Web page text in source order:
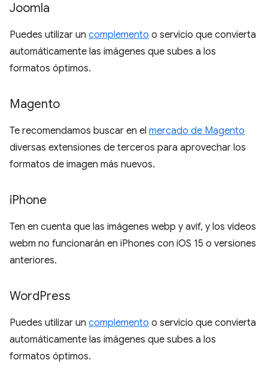
Joomla
Puedes utilizar un complemento o servicio que convierta
automáticamente las imágenes que subes a los
formatos óptimos.
Magento
Te recomendamos buscar en el mercado de Magento
diversas extensiones de terceros para aprovechar los
formatos de imagen más nuevos.
iPhone
Ten en cuenta que las imágenes webp y avif, y los videos
webm no funcionarán en iPhones con iOS 15 o versiones
anteriores.
WordPress
Puedes utilizar un complemento o servicio que convierta
automáticamente las imágenes que subes a los
formatos óptimos.